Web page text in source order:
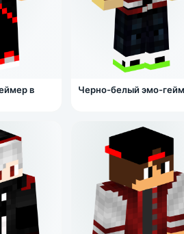
в
Черно-белый эмо-